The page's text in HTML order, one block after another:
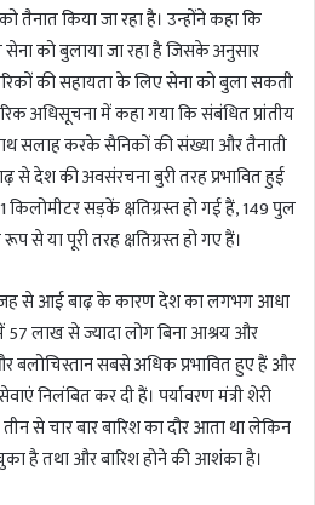
तैनात किया जा रहा है। उन्होंने कहा कि
को बुलाया जा रहा है जिसके अनुसार
की सहायता के लिए सेना को बुला सकती
अधिसूचना में कहा गया कि संबंधित प्रांतीय
सलाह करके सैनिकों की संख्या और तैनाती
से देश की अवसंरचना बुरी तरह प्रभावित हुई
सड़कें क्षतिग्रस्त हो गई हैं, 149 पुल
या पूरी तरह क्षतिग्रस्त हो गए हैं।
वजह से आई बाढ़ के कारण देश का लगभग आधा
57 लाख से ज्यादा लोग बिना आश्रय और
सबसे अधिक प्रभावित हुए हैं और
निलंबित कर दी हैं। पर्यावरण मंत्री शेरी
से चार बार बारिश का दौर आता था लेकिन
है तथा और बारिश होने की आशंका है।